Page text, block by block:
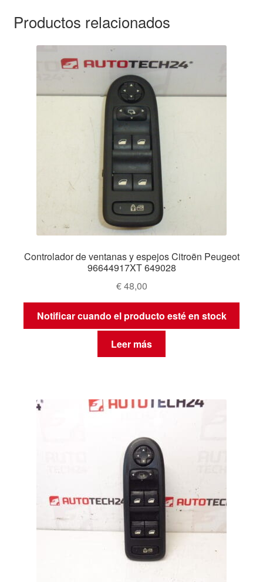
Productos relacionados
Controlador de ventanas y espejos Citroën Peugeot
96644917XT 649028
€48,00
Notificar cuando el producto esté en stock
Leer más